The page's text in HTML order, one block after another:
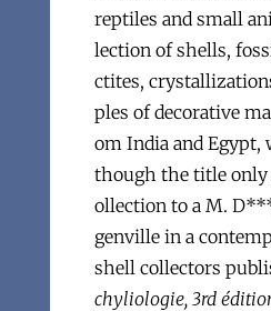
reptiles and small
lection of shells,
ctites,
ples of decorative
om India and Egypt,
though the title
ollection to a M.
genville in a
shell collectors
chyliologie, 3rd